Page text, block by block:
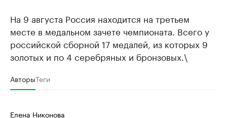
На 9 августа Россия находится на третьем
месте в медальном зачете чемпионата. Всего у
российской сборной 17 медалей, из которых 9
золотых и по 4 серебряных и бронзовых.\
АвторыТеги
Елена Никонова